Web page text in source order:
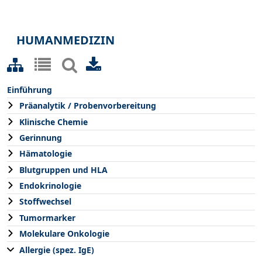
HUMANMEDIZIN
Einführung
Präanalytik / Probenvorbereitung
Klinische Chemie
Gerinnung
Hämatologie
Blutgruppen und HLA
Endokrinologie
Stoffwechsel
Tumormarker
Molekulare Onkologie
Allergie (spez. IgE)